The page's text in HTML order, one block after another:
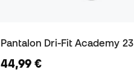
Pantalon Dri-Fit Academy 23
44,99 €